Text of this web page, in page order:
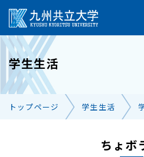
受験生の方へ
卒業生の方へ
企業・地域の方へ
学生生活
トップページ 学生生活
ちょボ